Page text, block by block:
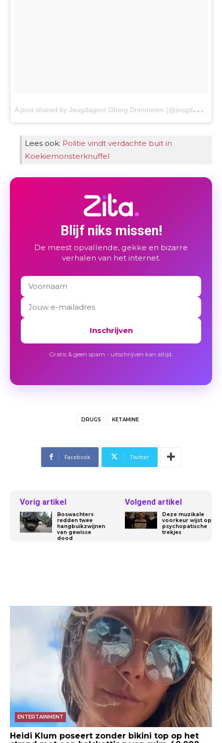
A
post shared by Jeugdagent Gberg Drimmelen (@jeugdagent_gberg_drimmelen)
Lees ook: Politie vindt verdachte buit in
Koekiemonsterknuffel
Blijf niks missen!
De meest opvallende, gekke en bizarre
verhalen van het internet.
Inschrijven
Gratis & geen spam - uitschrijven kan altijd.
DRUGS KETAMINE
Facebook Twitter
Vorig artikel
Boswachters
redden twee
hangbuikzwijnen
van gewisse
dood
Volgend artikel
Deze muzikale
voorkeur wijst op
psychopatische
trekjes
ENTERTAINMENT
Heidi Klum poseert zonder bikini top op het